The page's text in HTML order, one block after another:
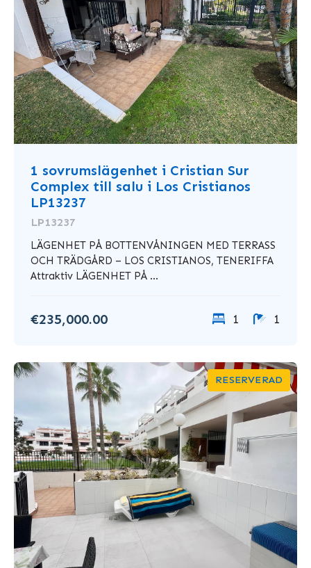
1 sovrumslägenhet i Cristian Sur
Complex till salu i Los Cristianos
LP13237
LP13237
LÄGENHET PÅ BOTTENVÅNINGEN MED TERRASS
OCH TRÄDGÅRD – LOS CRISTIANOS, TENERIFFA
Attraktiv LÄGENHET PÅ ...
€235,000.00 1 1
RESERVERAD